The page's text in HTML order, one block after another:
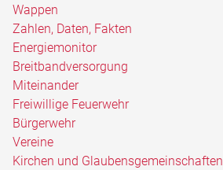
Wappen
Zahlen, Daten, Fakten
Energiemonitor
Breitbandversorgung
Miteinander
Freiwillige Feuerwehr
Bürgerwehr
Vereine
Kirchen und Glaubensgemeinschaften